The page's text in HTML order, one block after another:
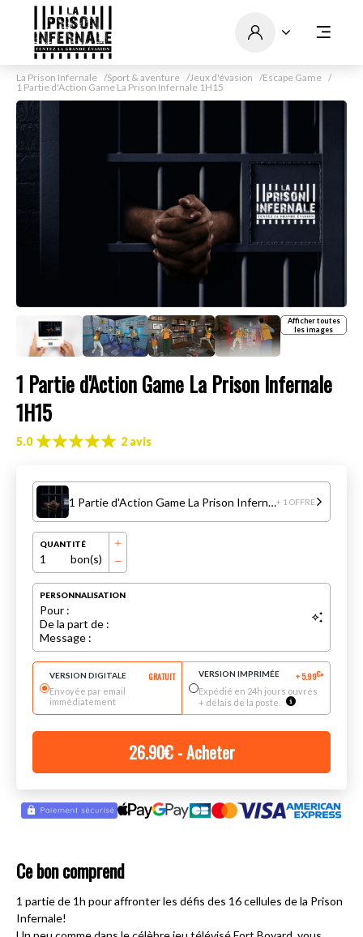
La Prison Infernale Sport & aventure Jeux d'évasion
Escape Game
1 Partie d'Action Game La Prison Infernale 1H15
Afficher toutes
les images
1 Partie d'Action Game La Prison Infernale
1H15
5.0 2 avis
1 Partie d'Action Game La Prison Infernale 1H15+ 1 OFFRE
QUANTITÉ
1 bon(s)
PERSONNALISATION
Pour :
De la part de :
Message :
VERSION DIGITALE GRATUIT
Envoyée par email
immédiatement
VERSION IMPRIMÉE +5.99€*
Expédié en 24h jours ouvrés
+ délais de la poste.
26.90€- Acheter
Ce bon comprend
1 partie de 1h pour affronter les défis des 16 cellules de la Prison
Infernale!